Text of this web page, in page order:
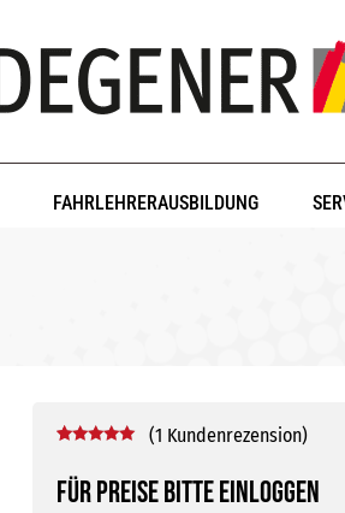
FAHRLEHRERAUSBILDUNG
Für Preise bitte einloggen
5.00
basierend
(1 Kundenrezension)